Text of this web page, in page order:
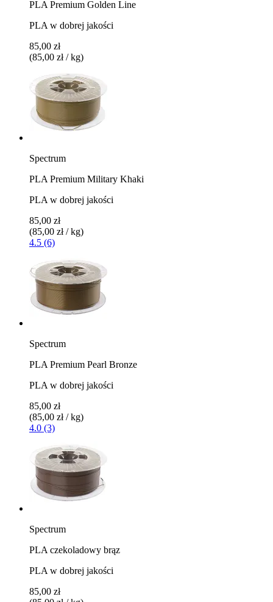
PLA Premium Golden Line
PLA w dobrej jakości
85,00 zł
(85,00 zł / kg)
Spectrum
PLA Premium Military Khaki
PLA w dobrej jakości
85,00 zł
(85,00 zł / kg)
4.5 (6)
Spectrum
PLA Premium Pearl Bronze
PLA w dobrej jakości
85,00 zł
(85,00 zł / kg)
4.0 (3)
Spectrum
PLA czekoladowy brąz
PLA w dobrej jakości
85,00 zł